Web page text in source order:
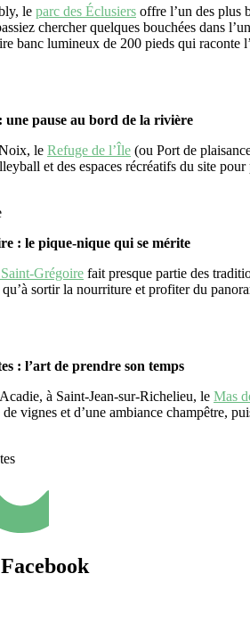
le parc des Éclusiers offre l’un des plus
chercher quelques bouchées dans
banc lumineux de 200 pieds qui
une pause au bord de la rivière
le Refuge de l’Île (ou Port de
et des espaces récréatifs du site
: le pique-nique qui se mérite
Grégoire fait presque partie des
sortir la nourriture et profiter du
: l’art de prendre son temps
à Saint-Jean-sur-Richelieu, le Mas
vignes et d’une ambiance champêtre,